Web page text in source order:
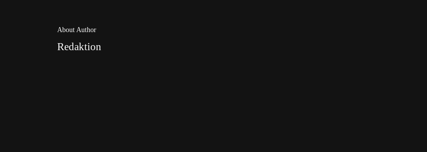
About Author
Redaktion